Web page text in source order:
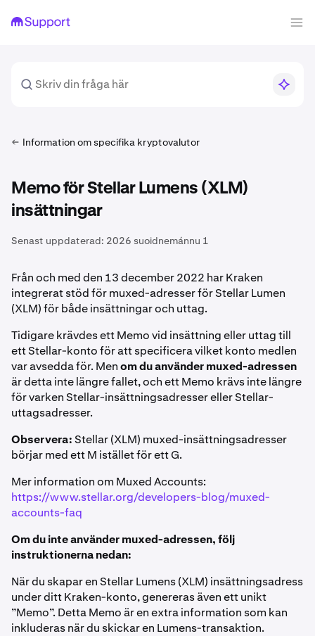
Information om specifika kryptovalutor
Memo för Stellar Lumens (XLM)
insättningar
Senast uppdaterad: 2026 suoidnemánnu 1
Från och med den 13 december 2022 har Kraken
integrerat stöd för muxed-adresser för Stellar Lumen
(XLM) för både insättningar och uttag.
Tidigare krävdes ett Memo vid insättning eller uttag till
ett Stellar-konto för att specificera vilket konto medlen
var avsedda för. Menom du använder muxed-adressen
är detta inte längre fallet, och ett Memo krävs inte längre
för varken Stellar-insättningsadresser eller Stellar-
uttagsadresser.
Observera:Stellar (XLM) muxed-insättningsadresser
börjar med ett M istället för ett G.
Mer information om Muxed Accounts:
https://www.stellar.org/developers-blog/muxed-
accounts-faq
Om du inte använder muxed-adressen, följ
instruktionerna nedan:
När du skapar en Stellar Lumens (XLM) insättningsadress
under ditt Kraken-konto, genereras även ett unikt
”Memo”. Detta Memo är en extra information som kan
inkluderas när du skickar en Lumens-transaktion.